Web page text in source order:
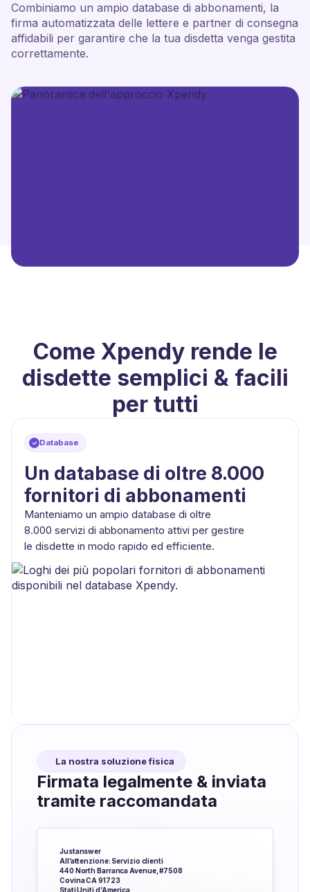
Combiniamo un ampio database di abbonamenti, la
firma automatizzata delle lettere e partner di consegna
affidabili per garantire che la tua disdetta venga gestita
correttamente.
Come Xpendy rende le
disdette semplici & facili
per tutti
Database
Un database di oltre 8.000
fornitori di abbonamenti
Manteniamo un ampio database di oltre
8.000 servizi di abbonamento attivi per gestire
le disdette in modo rapido ed efficiente.
La nostra soluzione fisica
Firmata legalmente & inviata
tramite raccomandata
Justanswer
All’attenzione: Servizio clienti
440 North Barranca Avenue, #7508
Covina CA 91723
Stati Uniti d’America